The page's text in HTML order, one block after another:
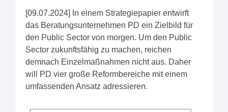
[09.07.2024] In einem Strategiepapier entwirft
das Beratungsunternehmen PD ein Zielbild für
den Public Sector von morgen. Um den Public
Sector zukunftsfähig zu machen, reichen
demnach Einzelmaßnahmen nicht aus. Daher
will PD vier große Reformbereiche mit einem
umfassenden Ansatz adressieren.